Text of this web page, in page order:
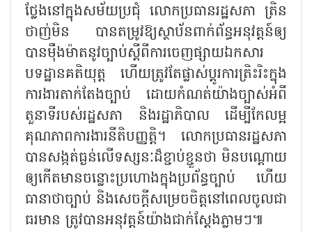
ថ្លែងនៅក្នុងសម័យប្រជុំ លោកប្រធានរដ្ឋសភា ត្រិន
ថាញ់មិន បានតម្រូវឱ្យស្ថាប័នពាក់ព័ន្ធអនុវត្តន៍ឲ្យ
បានម៉ឺងម៉ាតនូវច្បាប់ស្ដីពីការចេញផ្សាយឯកសារ
បទដ្ឋានគតិយុត្ត ហើយត្រូវតែផ្លាស់ប្ដូរការត្រិះរិះក្នុង
ការងារតាក់តែងច្បាប់ ដោយកំណត់យ៉ាងច្បាស់អំពី
តួនាទីរបស់រដ្ឋសភា និងរដ្ឋាភិបាល ដើម្បីកែលម្អ
គុណភាពការងារនីតិបញ្ញត្តិ។ លោកប្រធានរដ្ឋសភា
បានសង្កត់ធ្ងន់លើទស្សនៈដ៏ខ្ជាប់ខ្ជួនថា មិនបណ្ដោយ
ឲ្យកើតមានចន្លោះប្រហោងក្នុងប្រព័ន្ធច្បាប់ ហើយ
ធានាថាច្បាប់ និងសេចក្តីសម្រេចចិត្តនៅពេលចូលជា
ធរមាន ត្រូវបានអនុវត្តន៍យ៉ាងជាក់ស្ដែងភ្លាមៗ៕